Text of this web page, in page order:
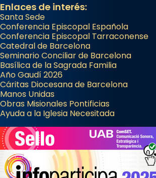
Enlaces de interés:
Santa Sede
Conferencia Episcopal Española
Conferencia Episcopal Tarraconense
Catedral de Barcelona
Seminario Conciliar de Barcelona
Basílica de la Sagrada Familia
Año Gaudí 2026
Cáritas Diocesana de Barcelona
Manos Unidas
Obras Misionales Pontificias
Ayuda a la Iglesia Necesitada